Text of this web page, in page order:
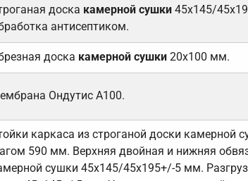
доска камерной сушки 45х145/
антисептиком.
доска камерной сушки20х100 мм.
Ондутис А100.
каркаса из строганой доски камерной
590 мм. Верхняя двойная и нижняя
сушки 45х145/45х195+/-5 мм.